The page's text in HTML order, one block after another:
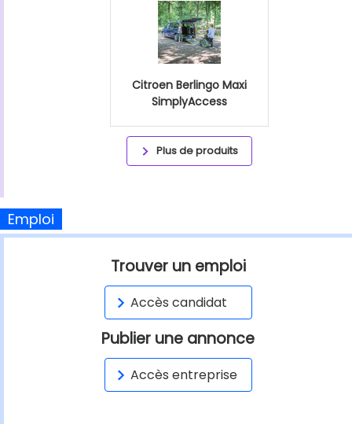
Citroen Berlingo Maxi
SimplyAccess
Plus de produits
Emploi
Trouver un emploi
Accès candidat
Publier une annonce
Accès entreprise